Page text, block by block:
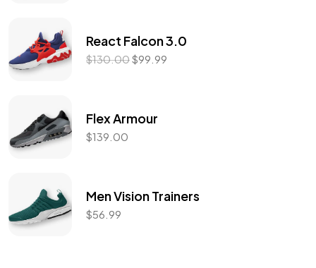
React Falcon 3.0
$130.00$99.99
Flex Armour
$139.00
Men Vision Trainers
$56.99